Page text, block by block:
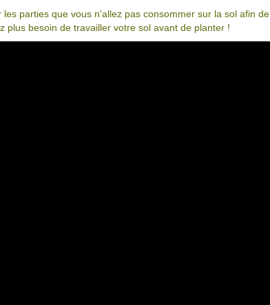
parties que vous n'allez pas consommer sur la sol afin de
plus besoin de travailler votre sol avant de planter !